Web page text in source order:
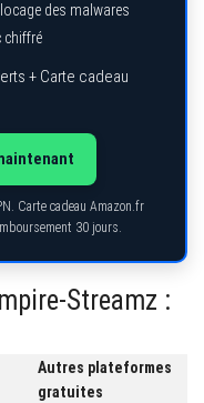
des malwares
chiffré
+ Carte cadeau
Carte cadeau Amazon.fr
30 jours.
Streamz :
Autres plateformes
gratuites